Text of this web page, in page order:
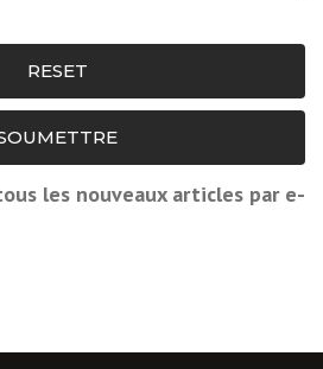
RESET
les nouveaux articles par e-